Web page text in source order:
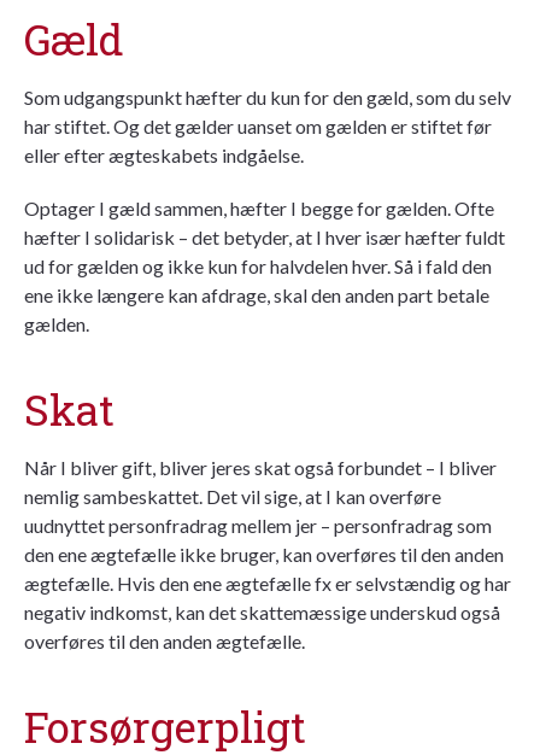
Gæld
Som udgangspunkt hæfter du kun for den gæld, som du selv
har stiftet. Og det gælder uanset om gælden er stiftet før
eller efter ægteskabets indgåelse.
Optager I gæld sammen, hæfter I begge for gælden. Ofte
hæfter I solidarisk – det betyder, at I hver især hæfter fuldt
ud for gælden og ikke kun for halvdelen hver. Så i fald den
ene ikke længere kan afdrage, skal den anden part betale
gælden.
Skat
Når I bliver gift, bliver jeres skat også forbundet – I bliver
nemlig sambeskattet. Det vil sige, at I kan overføre
uudnyttet personfradrag mellem jer – personfradrag som
den ene ægtefælle ikke bruger, kan overføres til den anden
ægtefælle. Hvis den ene ægtefælle fx er selvstændig og har
negativ indkomst, kan det skattemæssige underskud også
overføres til den anden ægtefælle.
Forsørgerpligt